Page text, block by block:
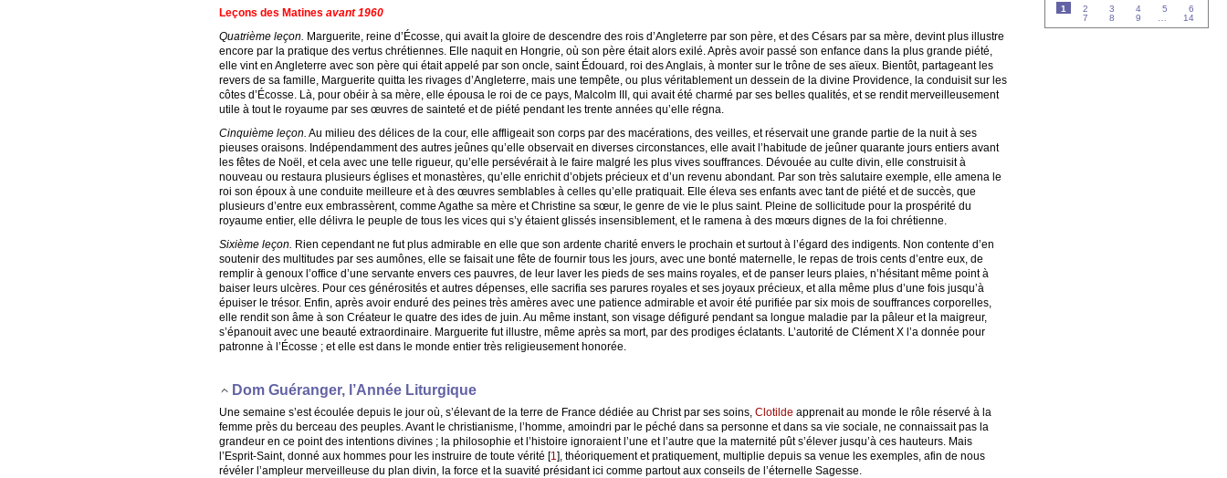
Leçons des Matines avant 1960
Quatrième leçon. Marguerite, reine d’Écosse, qui avait la gloire de descendre des rois d’Angleterre par son père, et des Césars par sa mère, devint plus illustre
encore par la pratique des vertus chrétiennes. Elle naquit en Hongrie, où son père était alors exilé. Après avoir passé son enfance dans la plus grande piété,
elle vint en Angleterre avec son père qui était appelé par son oncle, saint Édouard, roi des Anglais, à monter sur le trône de ses aïeux. Bientôt, partageant les
revers de sa famille, Marguerite quitta les rivages d’Angleterre, mais une tempête, ou plus véritablement un dessein de la divine Providence, la conduisit sur les
côtes d’Écosse. Là, pour obéir à sa mère, elle épousa le roi de ce pays, Malcolm III, qui avait été charmé par ses belles qualités, et se rendit merveilleusement
utile à tout le royaume par ses œuvres de sainteté et de piété pendant les trente années qu’elle régna.
Cinquième leçon. Au milieu des délices de la cour, elle affligeait son corps par des macérations, des veilles, et réservait une grande partie de la nuit à ses
pieuses oraisons. Indépendamment des autres jeûnes qu’elle observait en diverses circonstances, elle avait l’habitude de jeûner quarante jours entiers avant
les fêtes de Noël, et cela avec une telle rigueur, qu’elle persévérait à le faire malgré les plus vives souffrances. Dévouée au culte divin, elle construisit à
nouveau ou restaura plusieurs églises et monastères, qu’elle enrichit d’objets précieux et d’un revenu abondant. Par son très salutaire exemple, elle amena le
roi son époux à une conduite meilleure et à des œuvres semblables à celles qu’elle pratiquait. Elle éleva ses enfants avec tant de piété et de succès, que
plusieurs d’entre eux embrassèrent, comme Agathe sa mère et Christine sa sœur, le genre de vie le plus saint. Pleine de sollicitude pour la prospérité du
royaume entier, elle délivra le peuple de tous les vices qui s’y étaient glissés insensiblement, et le ramena à des mœurs dignes de la foi chrétienne.
Sixième leçon. Rien cependant ne fut plus admirable en elle que son ardente charité envers le prochain et surtout à l’égard des indigents. Non contente d’en
soutenir des multitudes par ses aumônes, elle se faisait une fête de fournir tous les jours, avec une bonté maternelle, le repas de trois cents d’entre eux, de
remplir à genoux l’office d’une servante envers ces pauvres, de leur laver les pieds de ses mains royales, et de panser leurs plaies, n’hésitant même point à
baiser leurs ulcères. Pour ces générosités et autres dépenses, elle sacrifia ses parures royales et ses joyaux précieux, et alla même plus d’une fois jusqu’à
épuiser le trésor. Enfin, après avoir enduré des peines très amères avec une patience admirable et avoir été purifiée par six mois de souffrances corporelles,
elle rendit son âme à son Créateur le quatre des ides de juin. Au même instant, son visage défiguré pendant sa longue maladie par la pâleur et la maigreur,
s’épanouit avec une beauté extraordinaire. Marguerite fut illustre, même après sa mort, par des prodiges éclatants. L’autorité de Clément X l’a donnée pour
patronne à l’Écosse ; et elle est dans le monde entier très religieusement honorée.
Dom Guéranger, l’Année Liturgique
Une semaine s’est écoulée depuis le jour où, s’élevant de la terre de France dédiée au Christ par ses soins, Clotilde apprenait au monde le rôle réservé à la
femme près du berceau des peuples. Avant le christianisme, l’homme, amoindri par le péché dans sa personne et dans sa vie sociale, ne connaissait pas la
grandeur en ce point des intentions divines ; la philosophie et l’histoire ignoraient l’une et l’autre que la maternité pût s’élever jusqu’à ces hauteurs. Mais
l’Esprit-Saint, donné aux hommes pour les instruire de toute vérité [1], théoriquement et pratiquement, multiplie depuis sa venue les exemples, afin de nous
révéler l’ampleur merveilleuse du plan divin, la force et la suavité présidant ici comme partout aux conseils de l’éternelle Sagesse.
1
2 3 4 5
6
7
8 9 14